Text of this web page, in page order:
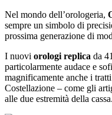
Nel mondo dell’orologeria,
sempre un simbolo di
prossima generazione di
I nuovi orologi replica da
particolarmente audace e
magnificamente anche i
Costellazione – come gli
alle due estremità della cassa.